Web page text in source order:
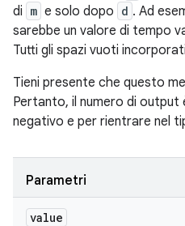
di m e solo dopo d . Ad
sarebbe un valore di tempo
Tutti gli spazi vuoti
Tieni presente che questo
Pertanto, il numero di
negativo e per rientrare nel
Parametri
value